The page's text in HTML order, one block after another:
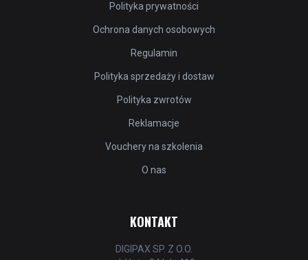
Polityka prywatności
Ochrona danych osobowych
Regulamin
Polityka sprzedaży i dostaw
Polityka zwrotów
Reklamacje
Vouchery na szkolenia
O nas
KONTAKT
DIGIPAX SP. Z O.O.